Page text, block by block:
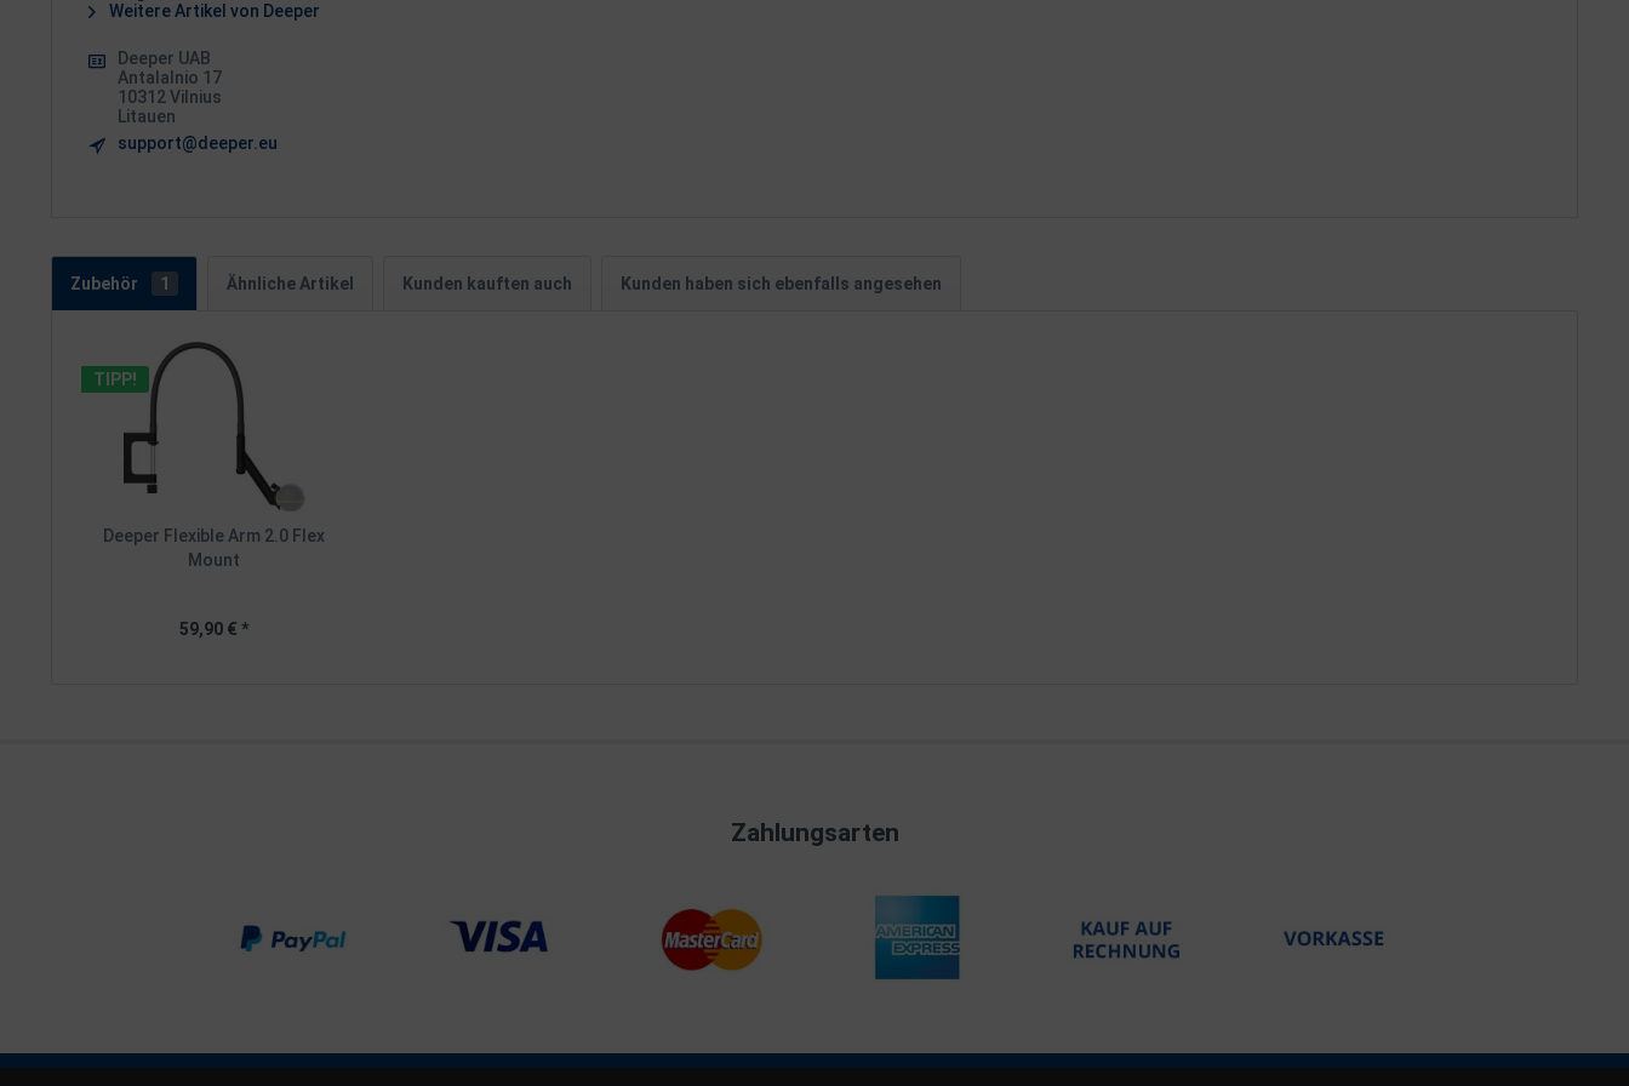
Weitere Artikel von Deeper
Deeper UAB
Antalalnio 17
10312 Vilnius
Litauen
support@deeper.eu
Zubehör 1 Ähnliche Artikel Kunden kauften auch Kunden haben sich ebenfalls angesehen
TIPP!
Deeper Flexible Arm 2.0 Flex
Mount
59,90 € *
Zahlungsarten